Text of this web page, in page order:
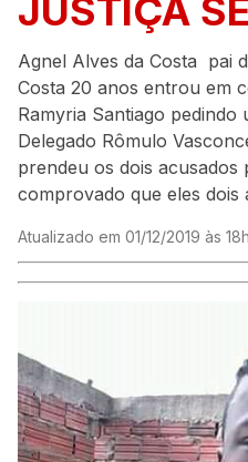
JUSTIÇA
Agnel Alves da Costa pai
Costa 20 anos entrou em
Ramyria Santiago pedindo
Delegado Rômulo
prendeu os dois acusados
comprovado que eles dois
Atualizado em 01/12/2019 às